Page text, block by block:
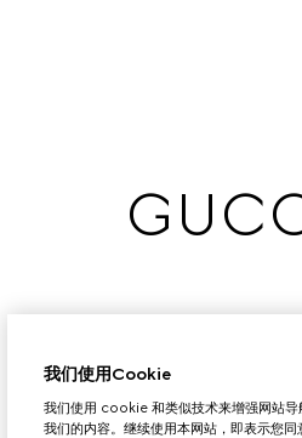
我们使用Cookie
我们使用 cookie 和类似技术来增强网站导
我们的内容。继续使用本网站，即表示您同